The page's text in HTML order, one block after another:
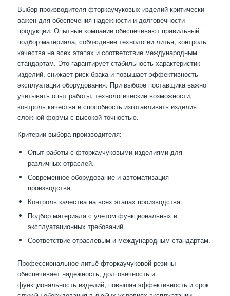
Выбор производителя фторкаучуковых изделий критически
важен для обеспечения надежности и долговечности
продукции. Опытные компании обеспечивают правильный
подбор материала, соблюдение технологии литья, контроль
качества на всех этапах и соответствие международным
стандартам. Это гарантирует стабильность характеристик
изделий, снижает риск брака и повышает эффективность
эксплуатации оборудования. При выборе поставщика важно
учитывать опыт работы, технологические возможности,
контроль качества и способность изготавливать изделия
сложной формы с высокой точностью.
Критерии выбора производителя:
Опыт работы с фторкаучуковыми изделиями для
различных отраслей.
Современное оборудование и автоматизация
производства.
Контроль качества на всех этапах производства.
Подбор материала с учетом функциональных и
эксплуатационных требований.
Соответствие отраслевым и международным стандартам.
Профессиональное литьё фторкаучуковой резины
обеспечивает надежность, долговечность и
функциональность изделий, повышая эффективность и срок